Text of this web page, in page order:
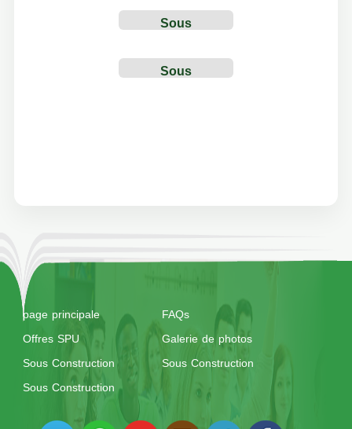
Sous
Sous
page principale
FAQs
Offres SPU
Galerie de photos
Sous Construction
Sous Construction
Sous Construction